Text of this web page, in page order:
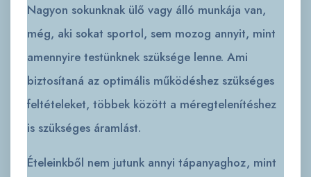
Nagyon sokunknak ülő vagy álló munkája van,
még, aki sokat sportol, sem mozog annyit, mint
amennyire testünknek szüksége lenne. Ami
biztosítaná az optimális működéshez szükséges
feltételeket, többek között a méregtelenítéshez
is szükséges áramlást.
Ételeinkből nem jutunk annyi tápanyaghoz, mint